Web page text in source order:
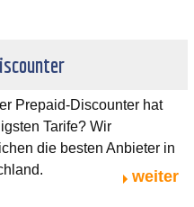
Prepaid-Discounter hat
Tarife? Wir
die besten Anbieter in
weiter